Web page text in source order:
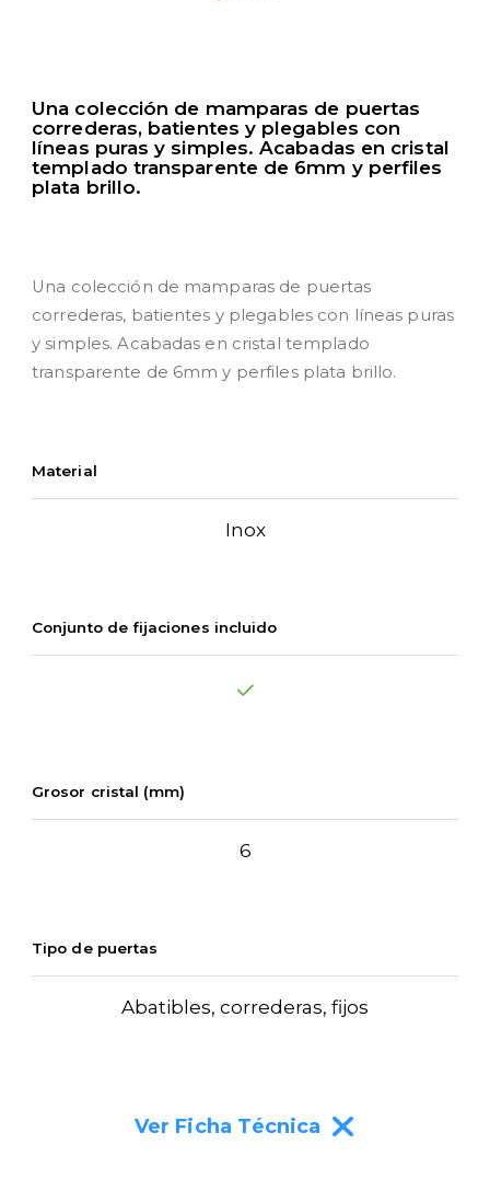
Una colección de mamparas de puertas
correderas, batientes y plegables con
líneas puras y simples. Acabadas en cristal
templado transparente de 6mm y perfiles
plata brillo.
Una colección de mamparas de puertas
correderas, batientes y plegables con líneas puras
y simples. Acabadas en cristal templado
transparente de 6mm y perfiles plata brillo.
Material
Inox
Conjunto de fijaciones incluido
Grosor cristal (mm)
6
Tipo de puertas
Abatibles, correderas, fijos
Ver Ficha Técnica